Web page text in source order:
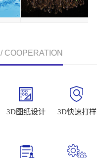
/ COOPERATION
3D图纸设计 3D快速打样